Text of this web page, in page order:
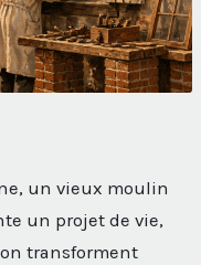
un vieux moulin
un projet de vie,
transforment